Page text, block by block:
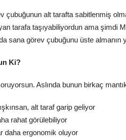
çubuğunun alt tarafta sabitlenmiş
tarafa taşıyabiliyordun ama şimdi
sana görev çubuğunu üste almanın
Ki?
Aslında bunun birkaç
alt taraf garip geliyor
rahat görülebiliyor
daha ergonomik oluyor